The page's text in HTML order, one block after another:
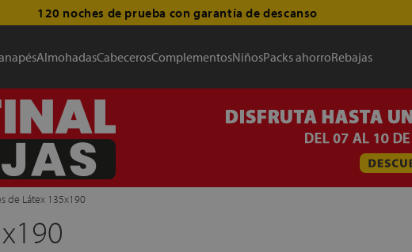
de descanso
AlmohadasCabecerosComplementosNiñosPacks ahorroRebajas
de Látex 135x190